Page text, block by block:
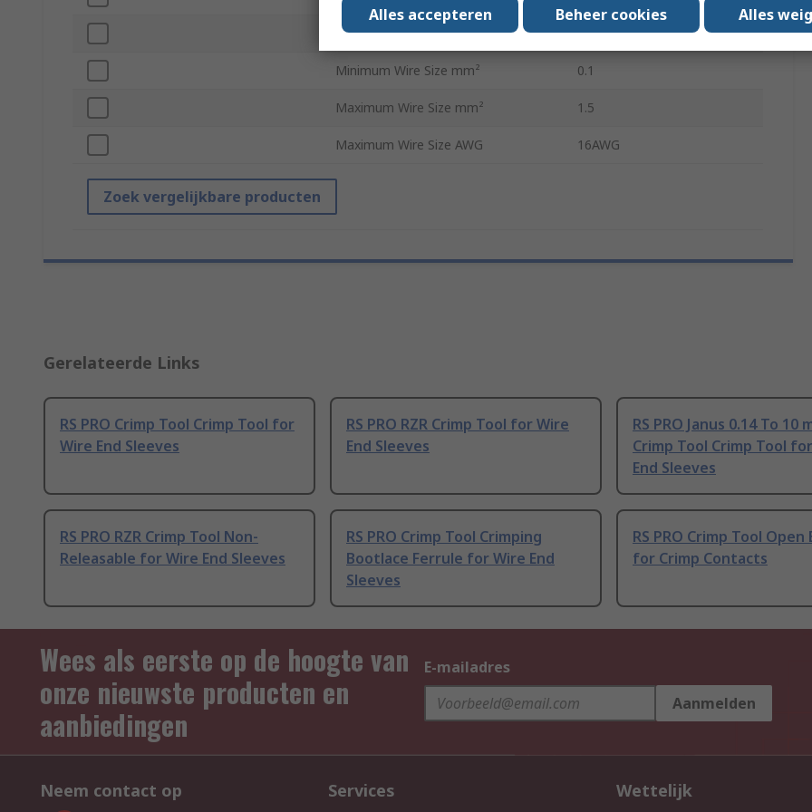
Minimum Wire Size AWG 26AWG
Minimum Wire Size mm² 0.1
Maximum Wire Size mm² 1.5
Maximum Wire Size AWG 16AWG
Zoek vergelijkbare producten
Gerelateerde Links
RS PRO Crimp Tool Crimp Tool for
Wire End Sleeves
RS PRO RZR Crimp Tool for Wire
End Sleeves
RS PRO Janus 0.14 To 10
Crimp Tool Crimp Tool
End Sleeves
RS PRO RZR Crimp Tool Non-
Releasable for Wire End Sleeves
RS PRO Crimp Tool Crimping
Bootlace Ferrule for Wire End
Sleeves
RS PRO Crimp Tool Open
for Crimp Contacts
Wees als eerste op de hoogte van
onze nieuwste producten en
aanbiedingen
E-mailadres
Aanmelden
Neem contact op Services Wettelijk
Alles accepteren Beheer cookies Alles